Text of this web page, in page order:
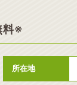
料※
所在地